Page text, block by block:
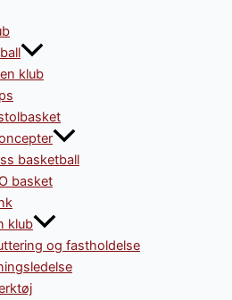
klub
basketball
basket
klub
og fastholdelse